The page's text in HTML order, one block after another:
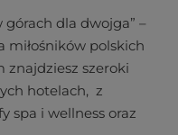
dla dwojga” –
miłośników polskich
szeroki
hotelach, z
spa i wellness oraz